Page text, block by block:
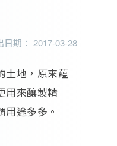
日期： 2017-03-28
土地，原來蘊
用來釀製精
途多多。